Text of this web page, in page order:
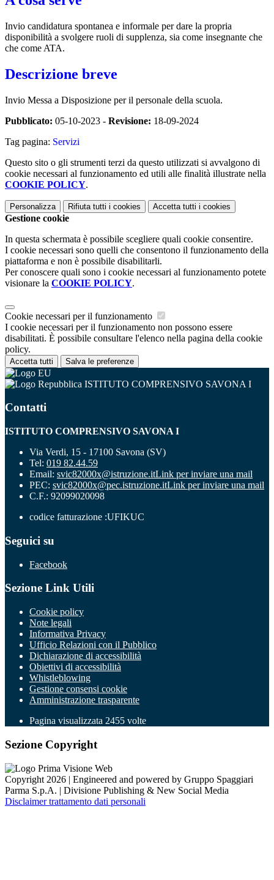
Invio candidatura spontanea e informale per dare la propria
disponibilità a svolgere ruoli di supplenza, sia come insegnante che
che come ATA.
Descrizione breve
Invio Messa a Disposizione per il personale della scuola.
Pubblicato: 05-10-2023 - Revisione: 18-09-2024
Tag pagina: Servizi
Questo sito o gli strumenti terzi da questo utilizzati si avvalgono di
cookie necessari al funzionamento ed utili alle finalità illustrate nella
COOKIE POLICY.
Personalizza Rifiuta tutti i cookies Accetta tutti i cookies
Gestione cookie
In questa schermata è possibile scegliere quali cookie consentire.
I cookie necessari sono quelli che consentono il funzionamento della
piattaforma e non è possibile disabilitarli.
Per conoscere quali sono i cookie necessari al funzionamento potete
visionare la COOKIE POLICY.
Cookie necessari per il funzionamento
I cookie necessari per il funzionamento non possono essere
disabilitati. È possibile consultare l'elenco nella pagina della cookie
policy.
Accetta tutti Salva le preferenze
ISTITUTO COMPRENSIVO SAVONA I
Contatti
ISTITUTO COMPRENSIVO SAVONA I
Via Verdi, 15 - 17100 Savona (SV)
Tel: 019 82.44.59
Email: svic82000x@istruzione.itLink per inviare una mail
PEC: svic82000x@pec.istruzione.itLink per inviare una mail
C.F.: 92099020098
codice fatturazione :UFIKUC
Seguici su
Facebook
Sezione Link Utili
Cookie policy
Note legali
Informativa Privacy
Ufficio Relazioni con il Pubblico
Dichiarazione di accessibilità
Obiettivi di accessibilità
Whistleblowing
Gestione consensi cookie
Amministrazione trasparente
Pagina visualizzata 2455 volte
Sezione Copyright
Copyright 2026 | Engineered and powered by Gruppo Spaggiari
Parma S.p.A. | Divisione Publishing & New Social Media
Disclaimer trattamento dati personali